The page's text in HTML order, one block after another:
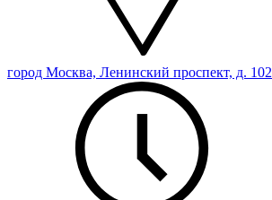
город Москва, Ленинский проспект, д. 102